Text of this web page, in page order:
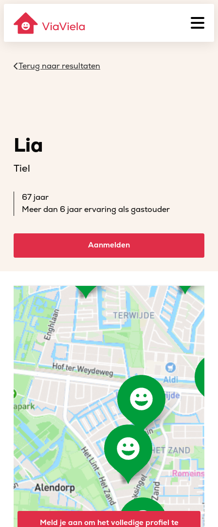
Terug naar resultaten
Lia
Tiel
67 jaar
Meer dan 6 jaar ervaring als gastouder
Aanmelden
Meld je aan om het volledige profiel te